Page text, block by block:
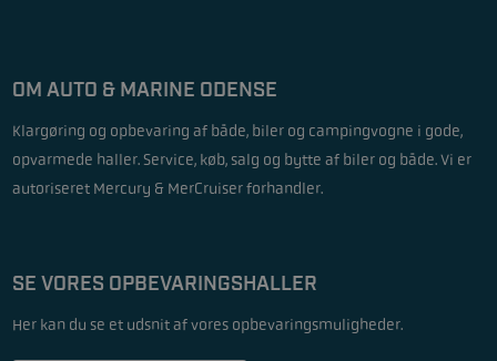
OM AUTO & MARINE ODENSE
Klargøring og opbevaring af både, biler og campingvogne i gode,
opvarmede haller. Service, køb, salg og bytte af biler og både. Vi er
autoriseret Mercury & MerCruiser forhandler.
SE VORES OPBEVARINGSHALLER
Her kan du se et udsnit af vores opbevaringsmuligheder.